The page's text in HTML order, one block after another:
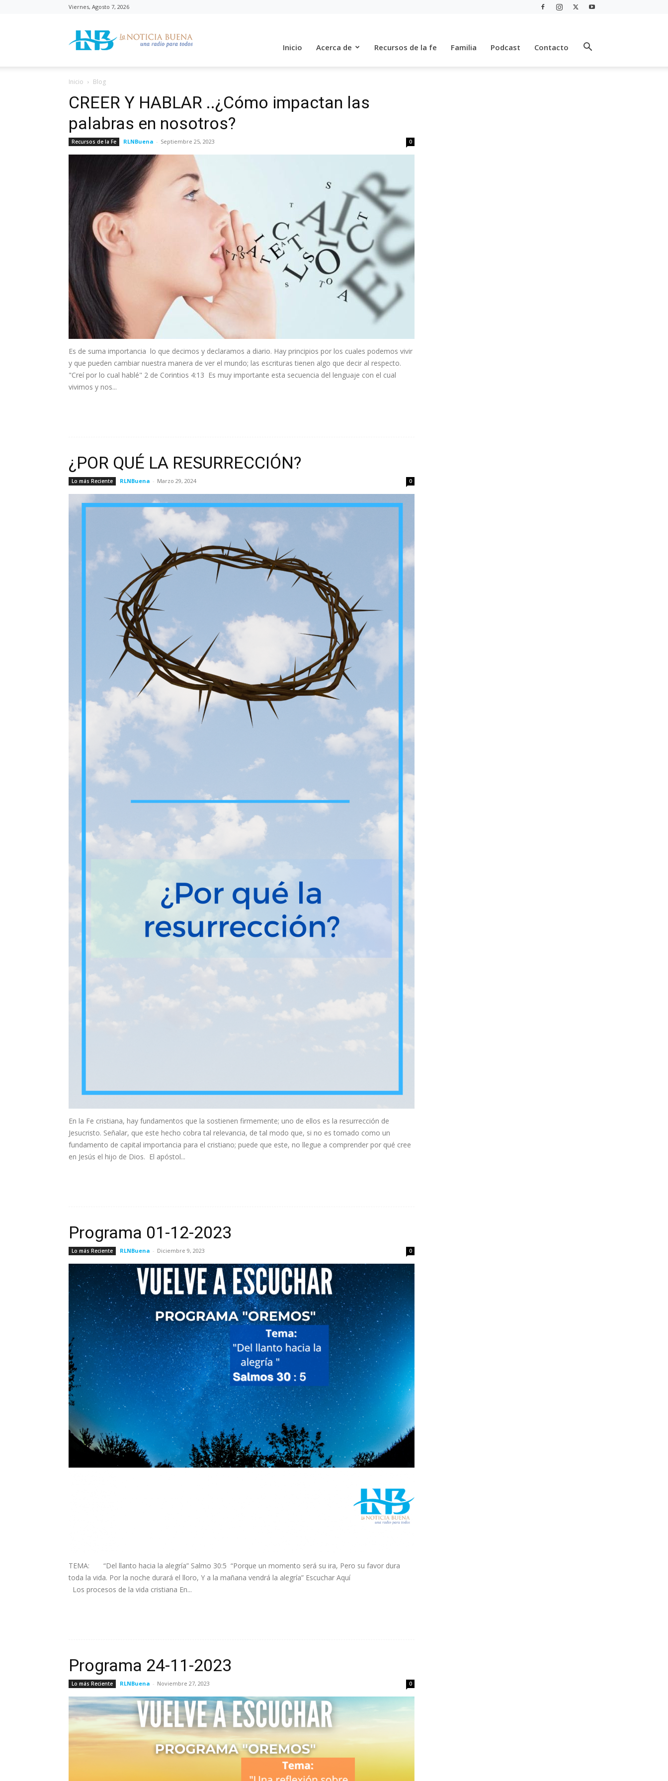
Viernes, Agosto 7, 2026
La
Buena
Inicio Acerca de Recursos de la fe Familia Podcast Contacto
Inicio Blog
CREER Y HABLAR ..¿Cómo impactan las
palabras en nosotros?
Recursos de la Fe RLNBuena - Septiembre 25, 2023 0
Es de suma importancia lo que decimos y declaramos a diario. Hay principios por los cuales podemos vivir
y que pueden cambiar nuestra manera de ver el mundo; las escrituras tienen algo que decir al respecto.
"Creí por lo cual hablé" 2 de Corintios 4:13 Es muy importante esta secuencia del lenguaje con el cual
vivimos y nos...
¿POR QUÉ LA RESURRECCIÓN?
Lo más Reciente RLNBuena - Marzo 29, 2024 0
En la Fe cristiana, hay fundamentos que la sostienen firmemente; uno de ellos es la resurrección de
Jesucristo. Señalar, que este hecho cobra tal relevancia, de tal modo que, si no es tomado como un
fundamento de capital importancia para el cristiano; puede que este, no llegue a comprender por qué cree
en Jesús el hijo de Dios. El apóstol...
Programa 01-12-2023
Lo más Reciente RLNBuena - Diciembre 9, 2023 0
TEMA: “Del llanto hacia la alegría” Salmo 30:5 “Porque un momento será su ira, Pero su favor dura
toda la vida. Por la noche durará el lloro, Y a la mañana vendrá la alegría” Escuchar Aquí
Los procesos de la vida cristiana En...
Programa 24-11-2023
Lo más Reciente RLNBuena - Noviembre 27, 2023 0